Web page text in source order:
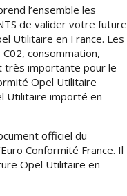
l’ensemble les
de valider votre future
Utilitaire en France. Les
consommation,
très importante pour le
Opel Utilitaire
Utilitaire importé en
officiel du
Conformité France. Il
Opel Utilitaire en